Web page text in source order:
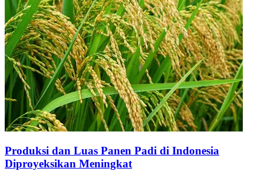
Produksi dan Luas Panen Padi di Indonesia
Diproyeksikan Meningkat